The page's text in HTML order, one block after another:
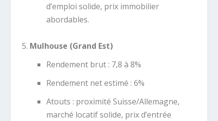
d’emploi solide, prix immobilier
abordables.
Mulhouse (Grand Est)
Rendement brut : 7,8 à 8%
Rendement net estimé : 6%
Atouts : proximité Suisse/Allemagne,
marché locatif solide, prix d’entrée